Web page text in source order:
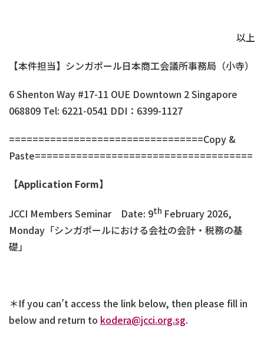
以上
【本件担当】シンガポール日本商工会議所事務局（小寺）
6 Shenton Way #17-11 OUE Downtown 2 Singapore
068809 Tel: 6221-0541 DDI：6399-1127
=================================Copy &
Paste=====================================
【Application Form】
JCCI Members Seminar Date: 9th February 2026,
Monday「シンガポールにおける会社の会計・税務の基
礎」
＊If you can’t access the link below, then please fill in
below and return to kodera@jcci.org.sg.